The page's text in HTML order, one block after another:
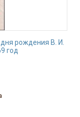
рождения В. И.
год